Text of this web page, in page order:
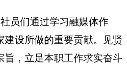
员们通过学习融媒体作
建设所做的重要贡献。见贤
旨，立足本职工作求实奋斗